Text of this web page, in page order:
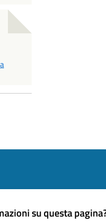
su questa